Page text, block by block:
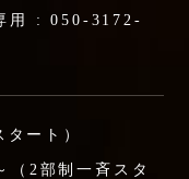
用 :050-3172-
ート）
2部制一斉スタ